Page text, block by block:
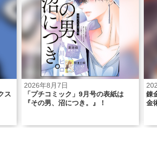
ス
2026年8月7日
「プチコミック」9月号の表紙は
『その男、沼につき。』！
錬
金